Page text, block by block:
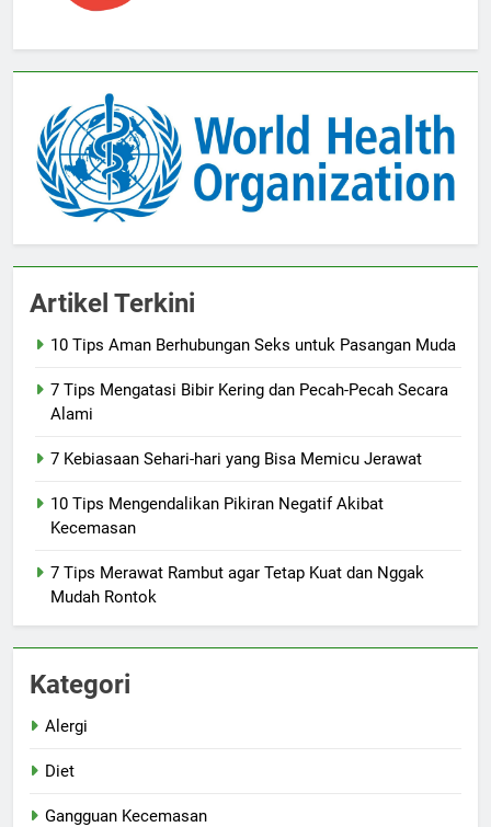
Artikel Terkini
10 Tips Aman Berhubungan Seks untuk Pasangan Muda
7 Tips Mengatasi Bibir Kering dan Pecah-Pecah Secara
Alami
7 Kebiasaan Sehari-hari yang Bisa Memicu Jerawat
10 Tips Mengendalikan Pikiran Negatif Akibat
Kecemasan
7 Tips Merawat Rambut agar Tetap Kuat dan Nggak
Mudah Rontok
Kategori
Alergi
Diet
Gangguan Kecemasan